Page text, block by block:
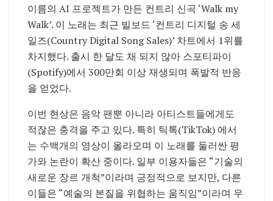
이름의 AI 프로젝트가 만든 컨트리 신곡 ‘Walk my
Walk’. 이 노래는 최근 빌보드 ‘컨트리 디지털 송 세
일즈(Country Digital Song Sales)’ 차트에서 1위를
차지했다. 출시 한 달도 채 되지 않아 스포티파이
(Spotify)에서 300만회 이상 재생되며 폭발적 반응
을 얻었다.
이번 현상은 음악 팬뿐 아니라 아티스트들에게도
적잖은 충격을 주고 있다. 특히 틱톡(TikTok) 에서
는 수백개의 영상이 올라오며 이 노래를 둘러싼 평
가와 논란이 확산 중이다. 일부 이용자들은 “기술의
새로운 장르 개척”이라며 긍정적으로 보지만, 다른
이들은 “예술의 본질을 위협하는 움직임”이라며 우